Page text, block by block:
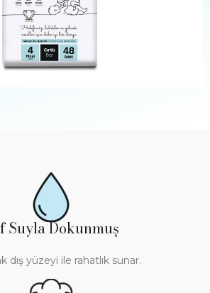
Suyla Dokunmuş
dış yüzeyi ile rahatlık sunar.